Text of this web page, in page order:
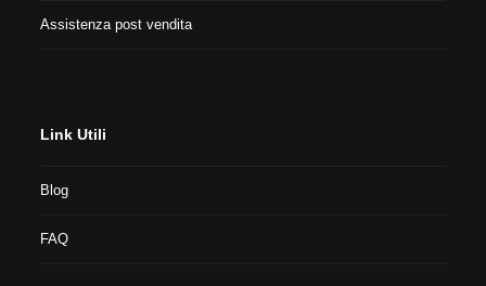
Assistenza post vendita
Link Utili
Blog
FAQ